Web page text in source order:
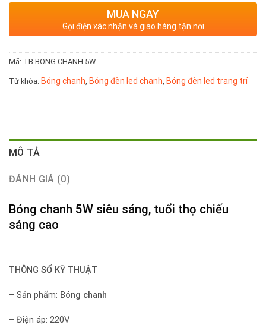
MUA NGAY
Gọi điện xác nhận và giao hàng tận nơi
Mã: TB.BONG.CHANH.5W
Từ khóa: Bóng chanh Bóng đèn led chanh Bóng đèn led trang trí
MÔ TẢ
ĐÁNH GIÁ (0)
Bóng chanh 5W siêu sáng, tuổi thọ chiếu
sáng cao
THÔNG SỐ KỸ THUẬT
– Sản phẩm: Bóng chanh
– Điện áp: 220V